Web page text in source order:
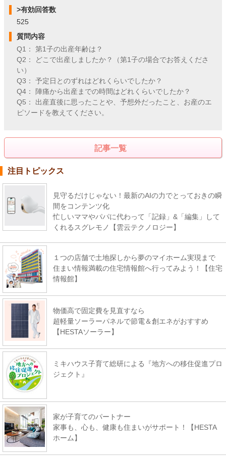
>有効回答数
525
質問内容
Q1： 第1子の出産年齢は？
Q2： どこで出産しましたか？（第1子の場合でお答えくださ
い）
Q3： 予定日とのずれはどれくらいでしたか？
Q4： 陣痛から出産までの時間はどれくらいでしたか？
Q5： 出産直後に思ったことや、予想外だったこと、お産のエ
ピソードを教えてください。
記事一覧
注目トピックス
見守るだけじゃない！最新のAIの力でとっておきの瞬
間をコンテンツ化
忙しいママやパパに代わって「記録」&「編集」して
くれるスグレモノ【雲云テクノロジー】
１つの店舗で土地探しから夢のマイホーム実現まで
住まい情報満載の住宅情報館へ行ってみよう！【住宅
情報館】
物価高で固定費を見直すなら
超軽量ソーラーパネルで節電＆創エネがおすすめ
【HESTAソーラー】
ミキハウス子育て総研による『地方への移住促進プロ
ジェクト』
家が子育てのパートナー
家事も、心も、健康も住まいがサポート！【HESTA
ホーム】